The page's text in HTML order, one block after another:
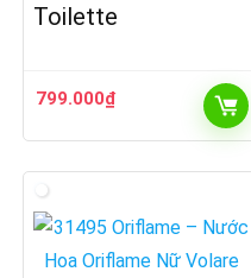
Toilette
799.000₫